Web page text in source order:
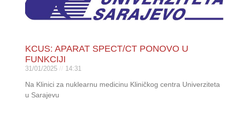
KCUS: APARAT SPECT/CT PONOVO U
FUNKCIJI
31/01/2025 14:31
Na Klinici za nuklearnu medicinu Kliničkog centra Univerziteta
u Sarajevu